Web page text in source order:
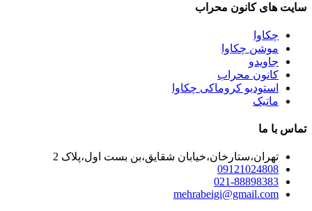
سایت های کانون محراب
چکاوا
موشن چکاوا
جاویدو
کانون محراب
استودیو کروماکی چکاوا
ماتیک
تماس با ما
تهران،ستارخان،خیابان شقایق،بن بست اول،پلاک 2
09121024808
021-88898383
mehrabeigi@gmail.com